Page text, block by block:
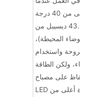
الحد الأقصى للضوضاء هو 43.0 ديسيبل من
الضوضاء المحيطة)،
المروحة واستخدام
ولكن الطاقة
للحفاظ على مصباح
LED آمنًا عندما تكون درجة الحرارة أعلى من